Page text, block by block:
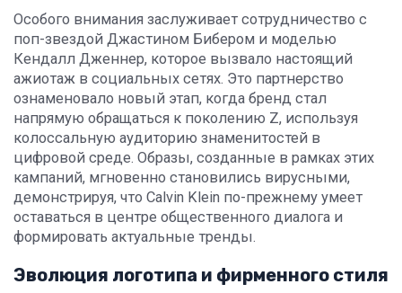
Особого внимания заслуживает сотрудничество с
поп-звездой Джастином Бибером и моделью
Кендалл Дженнер, которое вызвало настоящий
ажиотаж в социальных сетях. Это партнерство
ознаменовало новый этап, когда бренд стал
напрямую обращаться к поколению Z, используя
колоссальную аудиторию знаменитостей в
цифровой среде. Образы, созданные в рамках этих
кампаний, мгновенно становились вирусными,
демонстрируя, что Calvin Klein по-прежнему умеет
оставаться в центре общественного диалога и
формировать актуальные тренды.
Эволюция логотипа и фирменного стиля